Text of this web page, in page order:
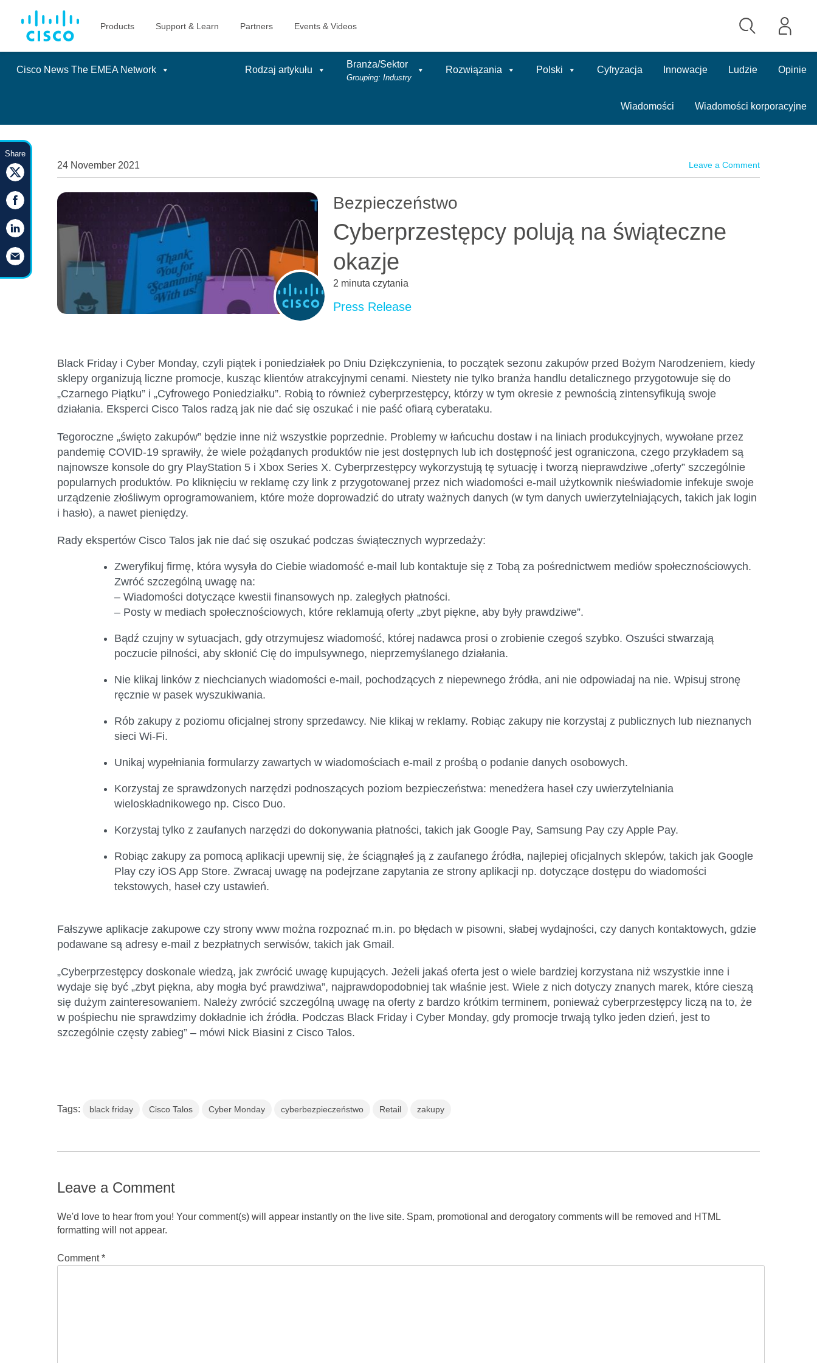
Cisco News The EMEA Network Rodzaj artykułu
Branża/Sektor
Grouping: Industry
Rozwiązania Polski Cyfryzacja Innowacje Ludzie Opinie
Wiadomości Wiadomości korporacyjne
to
content
24 November 2021 Leave a Comment
Bezpieczeństwo
Cyberprzestępcy polują na świąteczne
okazje
2 minuta czytania
Press Release
Black Friday i Cyber Monday, czyli piątek i poniedziałek po Dniu Dziękczynienia, to początek sezonu zakupów przed Bożym Narodzeniem, kiedy
sklepy organizują liczne promocje, kusząc klientów atrakcyjnymi cenami. Niestety nie tylko branża handlu detalicznego przygotowuje się do
„Czarnego Piątku” i „Cyfrowego Poniedziałku”. Robią to również cyberprzestępcy, którzy w tym okresie z pewnością zintensyfikują swoje
działania. Eksperci Cisco Talos radzą jak nie dać się oszukać i nie paść ofiarą cyberataku.
Tegoroczne „święto zakupów” będzie inne niż wszystkie poprzednie. Problemy w łańcuchu dostaw i na liniach produkcyjnych, wywołane przez
pandemię COVID-19 sprawiły, że wiele pożądanych produktów nie jest dostępnych lub ich dostępność jest ograniczona, czego przykładem są
najnowsze konsole do gry PlayStation 5 i Xbox Series X. Cyberprzestępcy wykorzystują tę sytuację i tworzą nieprawdziwe „oferty” szczególnie
popularnych produktów. Po kliknięciu w reklamę czy link z przygotowanej przez nich wiadomości e-mail użytkownik nieświadomie infekuje swoje
urządzenie złośliwym oprogramowaniem, które może doprowadzić do utraty ważnych danych (w tym danych uwierzytelniających, takich jak login
i hasło), a nawet pieniędzy.
Rady ekspertów Cisco Talos jak nie dać się oszukać podczas świątecznych wyprzedaży:
Zweryfikuj firmę, która wysyła do Ciebie wiadomość e-mail lub kontaktuje się z Tobą za pośrednictwem mediów społecznościowych.
Zwróć szczególną uwagę na:
– Wiadomości dotyczące kwestii finansowych np. zaległych płatności.
– Posty w mediach społecznościowych, które reklamują oferty „zbyt piękne, aby były prawdziwe”.
Bądź czujny w sytuacjach, gdy otrzymujesz wiadomość, której nadawca prosi o zrobienie czegoś szybko. Oszuści stwarzają
poczucie pilności, aby skłonić Cię do impulsywnego, nieprzemyślanego działania.
Nie klikaj linków z niechcianych wiadomości e-mail, pochodzących z niepewnego źródła, ani nie odpowiadaj na nie. Wpisuj stronę
ręcznie w pasek wyszukiwania.
Rób zakupy z poziomu oficjalnej strony sprzedawcy. Nie klikaj w reklamy. Robiąc zakupy nie korzystaj z publicznych lub nieznanych
sieci Wi-Fi.
Unikaj wypełniania formularzy zawartych w wiadomościach e-mail z prośbą o podanie danych osobowych.
Korzystaj ze sprawdzonych narzędzi podnoszących poziom bezpieczeństwa: menedżera haseł czy uwierzytelniania
wieloskładnikowego np. Cisco Duo.
Korzystaj tylko z zaufanych narzędzi do dokonywania płatności, takich jak Google Pay, Samsung Pay czy Apple Pay.
Robiąc zakupy za pomocą aplikacji upewnij się, że ściągnąłeś ją z zaufanego źródła, najlepiej oficjalnych sklepów, takich jak Google
Play czy iOS App Store. Zwracaj uwagę na podejrzane zapytania ze strony aplikacji np. dotyczące dostępu do wiadomości
tekstowych, haseł czy ustawień.
Fałszywe aplikacje zakupowe czy strony www można rozpoznać m.in. po błędach w pisowni, słabej wydajności, czy danych kontaktowych, gdzie
podawane są adresy e-mail z bezpłatnych serwisów, takich jak Gmail.
„Cyberprzestępcy doskonale wiedzą, jak zwrócić uwagę kupujących. Jeżeli jakaś oferta jest o wiele bardziej korzystana niż wszystkie inne i
wydaje się być „zbyt piękna, aby mogła być prawdziwa”, najprawdopodobniej tak właśnie jest. Wiele z nich dotyczy znanych marek, które cieszą
się dużym zainteresowaniem. Należy zwrócić szczególną uwagę na oferty z bardzo krótkim terminem, ponieważ cyberprzestępcy liczą na to, że
w pośpiechu nie sprawdzimy dokładnie ich źródła. Podczas Black Friday i Cyber Monday, gdy promocje trwają tylko jeden dzień, jest to
szczególnie częsty zabieg” – mówi Nick Biasini z Cisco Talos.
Share
Tags: black friday Cisco Talos Cyber Monday cyberbezpieczeństwo Retail zakupy
Leave a Comment
We'd love to hear from you! Your comment(s) will appear instantly on the live site. Spam, promotional and derogatory comments will be removed and HTML
formatting will not appear.
Comment*